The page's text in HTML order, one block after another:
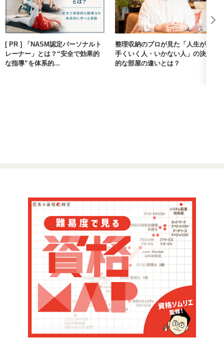
[ PR ] 「NASM認定パーソナルト
レーナー」とは？“安全で効果的
な指導”を体系的...
整理収納のプロが見た「人生が上
手くいく人・いかない人」の決定
的な部屋の違いとは？